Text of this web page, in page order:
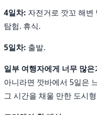
4일차: 자전거로 깟꼬 해변
탐험. 휴식.
5일차: 출발.
일부 여행자에게 너무 많은
아니라면 깟바에서 5일은
그 시간을 채울 만한 도시